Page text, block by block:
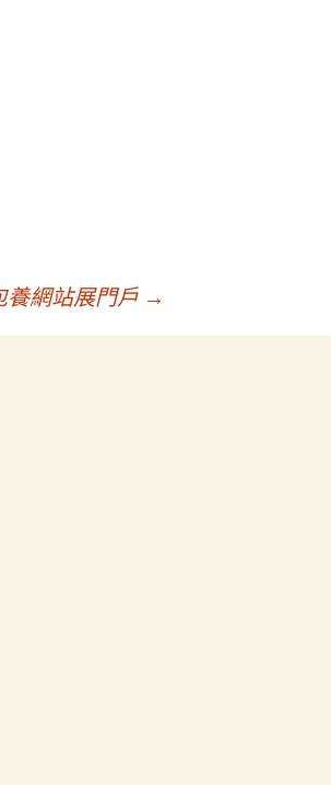
養網站展門戶 →